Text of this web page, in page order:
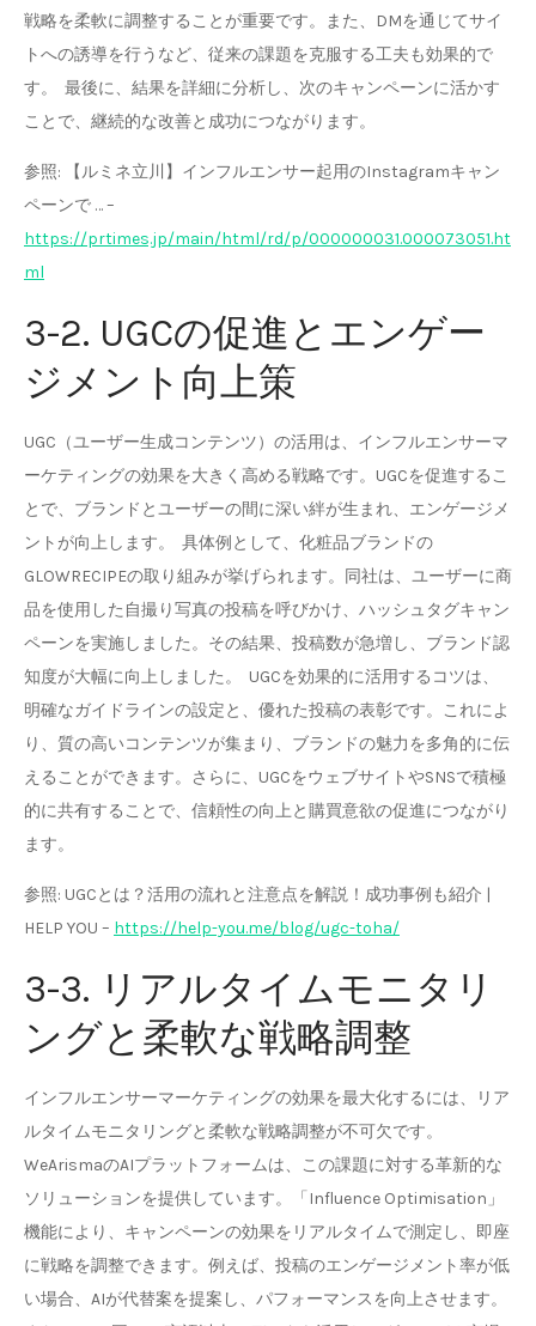
戦略を柔軟に調整することが重要です。また、DMを通じてサイ
トへの誘導を行うなど、従来の課題を克服する工夫も効果的で
す。 最後に、結果を詳細に分析し、次のキャンペーンに活かす
ことで、継続的な改善と成功につながります。
参照: 【ルミネ立川】インフルエンサー起用のInstagramキャン
ペーンで … –
https://prtimes.jp/main/html/rd/p/000000031.000073051.ht
ml
3-2. UGCの促進とエンゲー
ジメント向上策
UGC（ユーザー生成コンテンツ）の活用は、インフルエンサーマ
ーケティングの効果を大きく高める戦略です。UGCを促進するこ
とで、ブランドとユーザーの間に深い絆が生まれ、エンゲージメ
ントが向上します。 具体例として、化粧品ブランドの
GLOWRECIPEの取り組みが挙げられます。同社は、ユーザーに商
品を使用した自撮り写真の投稿を呼びかけ、ハッシュタグキャン
ペーンを実施しました。その結果、投稿数が急増し、ブランド認
知度が大幅に向上しました。 UGCを効果的に活用するコツは、
明確なガイドラインの設定と、優れた投稿の表彰です。これによ
り、質の高いコンテンツが集まり、ブランドの魅力を多角的に伝
えることができます。さらに、UGCをウェブサイトやSNSで積極
的に共有することで、信頼性の向上と購買意欲の促進につながり
ます。
参照: UGCとは？活用の流れと注意点を解説！成功事例も紹介 |
HELP YOU – https://help-you.me/blog/ugc-toha/
3-3. リアルタイムモニタリ
ングと柔軟な戦略調整
インフルエンサーマーケティングの効果を最大化するには、リア
ルタイムモニタリングと柔軟な戦略調整が不可欠です。
WeArismaのAIプラットフォームは、この課題に対する革新的な
ソリューションを提供しています。「Influence Optimisation」
機能により、キャンペーンの効果をリアルタイムで測定し、即座
に戦略を調整できます。例えば、投稿のエンゲージメント率が低
い場合、AIが代替案を提案し、パフォーマンスを向上させます。